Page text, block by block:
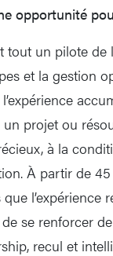
opportunité
un pilote de
et la gestion
projet ou
à la
À partir de
l’expérience
se renforcer
recul et